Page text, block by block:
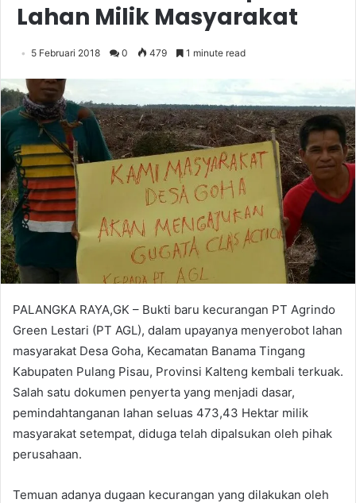
Lahan Milik Masyarakat
5 Februari 2018 0 479 1 minute read
PALANGKA RAYA,GK – Bukti baru kecurangan PT Agrindo
Green Lestari (PT AGL), dalam upayanya menyerobot lahan
masyarakat Desa Goha, Kecamatan Banama Tingang
Kabupaten Pulang Pisau, Provinsi Kalteng kembali terkuak.
Salah satu dokumen penyerta yang menjadi dasar,
pemindahtanganan lahan seluas 473,43 Hektar milik
masyarakat setempat, diduga telah dipalsukan oleh pihak
perusahaan.
Temuan adanya dugaan kecurangan yang dilakukan oleh